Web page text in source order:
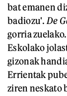
bat emanen
badiozu'. De
gorria
Eskolako
gizonak
Errientak
ziren neskato